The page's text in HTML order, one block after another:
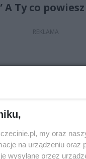
Ty co
Ziemię i
my oraz
na urządzeniu oraz
wysyłane przez